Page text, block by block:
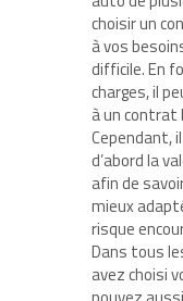
choisir un
à vos
difficile. En
charges, il
à un contrat
Cependant,
d’abord la
afin de
mieux
risque
Dans tous
avez choisi